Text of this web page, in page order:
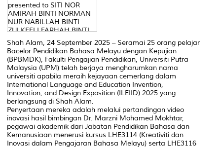
Shah Alam, 24 September 2025 – Seramai 25 orang pelajar
Bacelor Pendidikan Bahasa Melayu dengan Kepujian
(BPBMDK), Fakulti Pengajian Pendidikan, Universiti Putra
Malaysia (UPM) telah berjaya mengharumkan nama
universiti apabila meraih kejayaan cemerlang dalam
International Language and Education Invention,
Innovation, and Design Exposition (ILEIID) 2025 yang
berlangsung di Shah Alam.
Penyertaan mereka adalah melalui pertandingan video
inovasi hasil bimbingan Dr. Marzni Mohamed Mokhtar,
pegawai akademik dari Jabatan Pendidikan Bahasa dan
Kemanusiaan menerusi kursus LHE3114 (Kreativiti dan
Inovasi dalam Pengajaran Bahasa Melayu) serta LHE3116